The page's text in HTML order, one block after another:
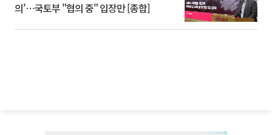
의'⋯국토부 "협의 중" 입장만 [종합]